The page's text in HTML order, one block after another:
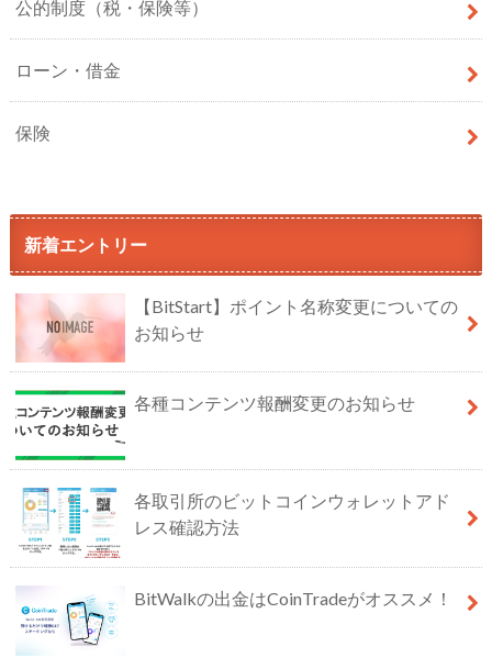
公的制度（税・保険等）
ローン・借金
保険
新着エントリー
【BitStart】ポイント名称変更についての
お知らせ
各種コンテンツ報酬変更のお知らせ
各取引所のビットコインウォレットアド
レス確認方法
BitWalkの出金はCoinTradeがオススメ！